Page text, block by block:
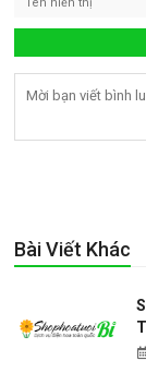
Bài Viết Khác